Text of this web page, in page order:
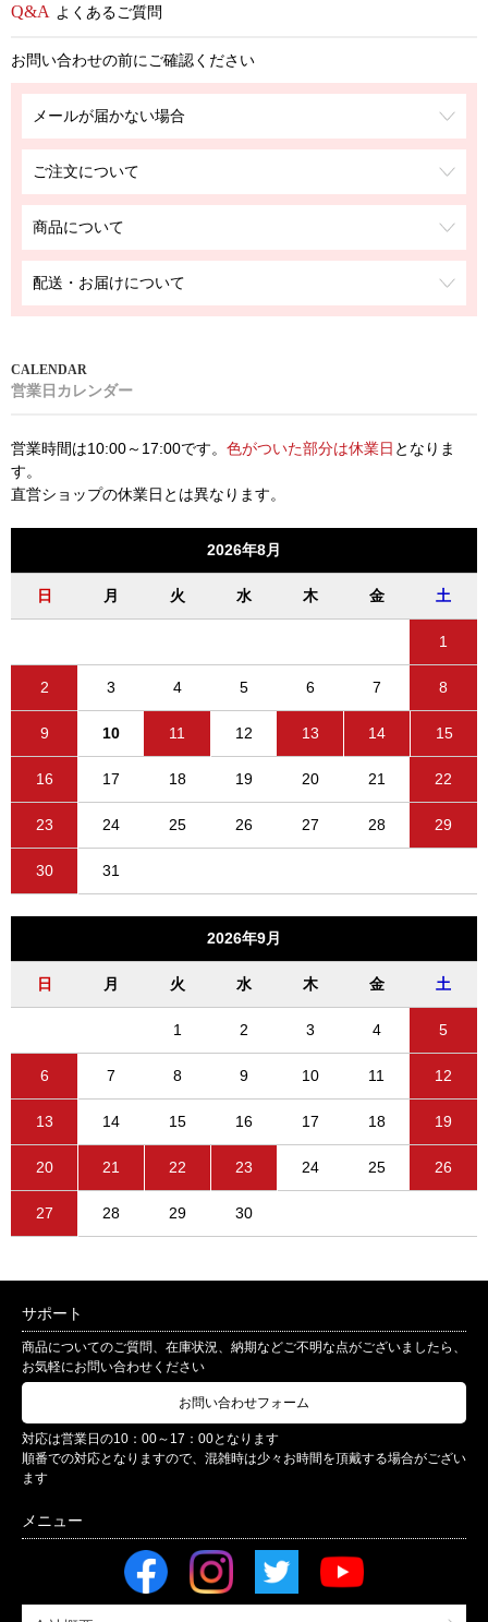
よくあるご質問
お問い合わせの前にご確認ください
メールが届かない場合
ご注文について
商品について
配送・お届けについて
営業日カレンダー
営業時間は10:00～17:00です。 色がついた部分は休業日 となりま
す。
直営ショップの休業日とは異なります。
2026年8月
日 月 火 水 木 金 土
1
2 3 4 5 6 7 8
9 10 11 12 13 14 15
16 17 18 19 20 21 22
23 24 25 26 27 28 29
30 31
2026年9月
日 月 火 水 木 金 土
1 2 3 4 5
6 7 8 9 10 11 12
13 14 15 16 17 18 19
20 21 22 23 24 25 26
27 28 29 30
サポート
商品についてのご質問、在庫状況、納期などご不明な点がございましたら、
お気軽にお問い合わせください
お問い合わせフォーム
対応は営業日の10：00～17：00となります
順番での対応となりますので、混雑時は少々お時間を頂戴する場合がござい
ます